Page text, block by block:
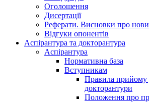
Оголошення
Дисертації
Реферати. Висновки про
Відгуки опонентів
Аспірантура та докторантура
Аспірантура
Нормативна база
Вступникам
Правила прийому
докторантури
Положення про